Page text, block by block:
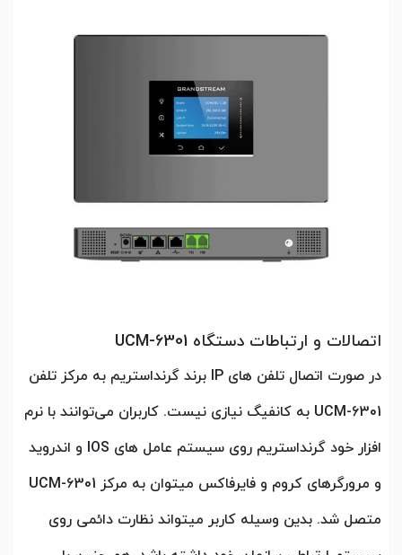
اتصالات و ارتباطات دستگاه UCM-6301
در صورت اتصال تلفن های IP برند گرنداستریم به مرکز تلفن
UCM-6301 به کانفیگ نیازی نیست. کاربران می‌توانند با نرم
افزار خود گرنداستریم روی سیستم عامل های IOS و اندروید
و مرورگرهای کروم و فایرفاکس میتوان به مرکز UCM-6301
متصل شد. بدین وسیله کاربر میتواند نظارت دائمی روی